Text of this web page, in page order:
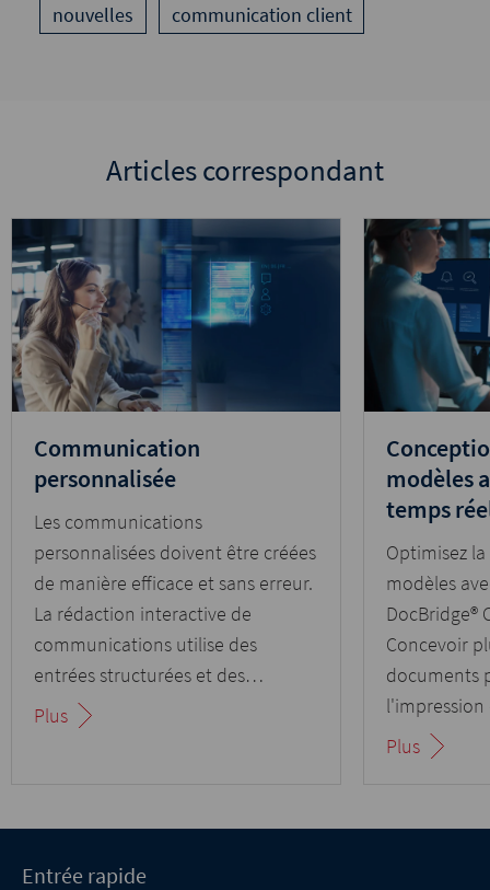
nouvelles communication client
Articles correspondant
Communication
personnalisée
Les communications
personnalisées doivent être créées
de manière efficace et sans erreur.
La rédaction interactive de
communications utilise des
entrées structurées et des
éléments de texte automatisés
pour générer des documents de
Plus
modèles
temps
Optimisez
modèles
DocBridge®
Concevoir
documents
l'impression
réduire les
Plus
Entrée rapide